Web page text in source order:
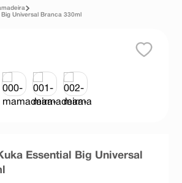
max
Universal Branca 330ml
Essential Big Universal